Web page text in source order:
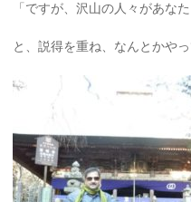
「ですが、沢山の人々があな
と、説得を重ね、なんとかや